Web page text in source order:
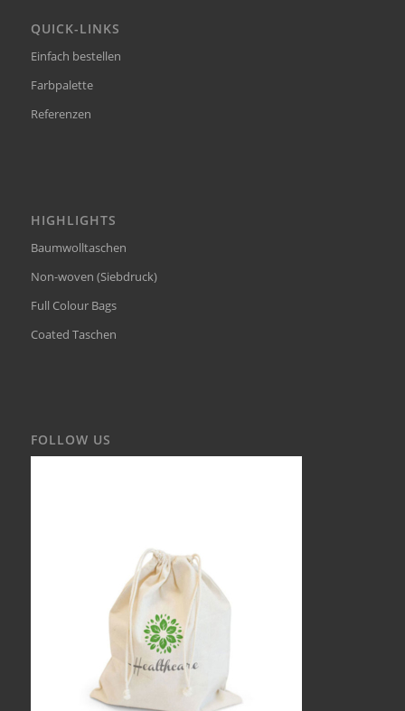
QUICK-LINKS
Einfach bestellen
Farbpalette
Referenzen
HIGHLIGHTS
Baumwolltaschen
Non-woven (Siebdruck)
Full Colour Bags
Coated Taschen
FOLLOW US